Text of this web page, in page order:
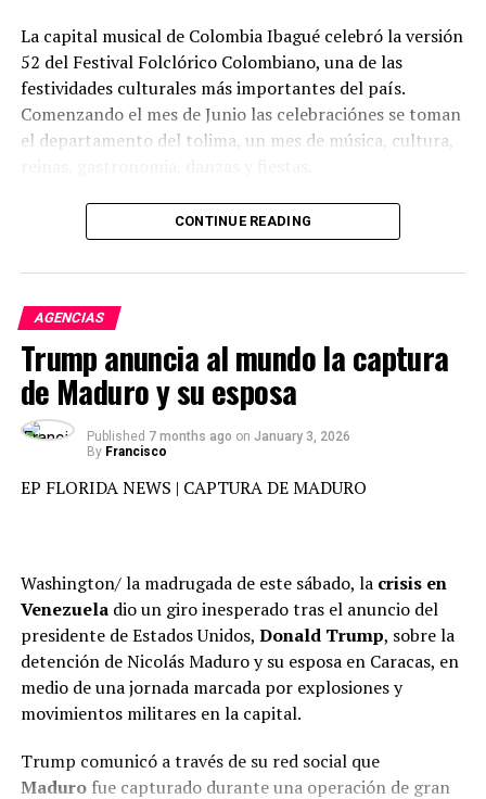
La capital musical de Colombia Ibagué celebró la versión
52 del Festival Folclórico Colombiano, una de las
festividades culturales más importantes del país.
Comenzando el mes de Junio las celebraciónes se toman
el departamento del tolima, un mes de música, cultura,
La capital musical de colombia como se le llama a
Ibagué, en unión con la gobernación del tolima que
importante evento y completamente gratis para todos.
Ibagué recibió a miles de turistas que llegaron y
disfrutaron de todas las actividades, y se demostró una
vez más que la ciudad está capacitada para celebrar
eventos de talla internacional, El tolima vivió una vez
más el festival folclórico colombiano,
Con una programación variada del 22 al 29 de junio se
celebró con exito rotundo la versión 52 del folclor
CONTINUE READING
AGENCIAS
Trump anuncia al mundo la captura
de Maduro y su esposa
Published 7 months ago on January 3, 2026
By Francisco
EP FLORIDA NEWS | CAPTURA DE MADURO
Washington/ la madrugada de este sábado, la crisis en
Venezuela dio un giro inesperado tras el anuncio del
presidente de Estados Unidos, Donald Trump, sobre la
detención de Nicolás Maduro y su esposa en Caracas, en
medio de una jornada marcada por explosiones y
movimientos militares en la capital.
Trump comunicó a través de su red social que
Madurofue capturado durante una operación de gran